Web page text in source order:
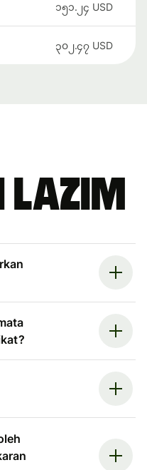
၁၅၁.၂၄ USD
၃၀၂.၄၇ USD